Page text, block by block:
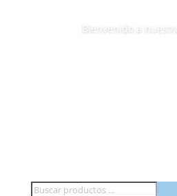
Bienvenido a
Búsqueda